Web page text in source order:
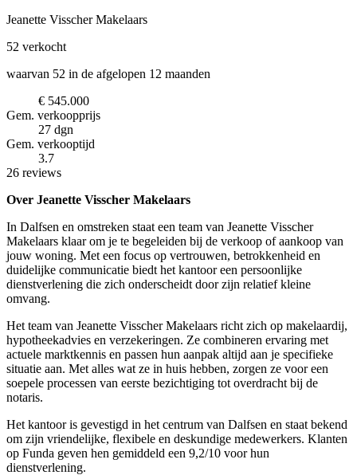
Jeanette Visscher Makelaars
52 verkocht
waarvan 52 in de afgelopen 12 maanden
€ 545.000
Gem. verkoopprijs
27 dgn
Gem. verkooptijd
3.7
26 reviews
Over Jeanette Visscher Makelaars
In Dalfsen en omstreken staat een team van Jeanette Visscher
Makelaars klaar om je te begeleiden bij de verkoop of aankoop van
jouw woning. Met een focus op vertrouwen, betrokkenheid en
duidelijke communicatie biedt het kantoor een persoonlijke
dienstverlening die zich onderscheidt door zijn relatief kleine
omvang.
Het team van Jeanette Visscher Makelaars richt zich op makelaardij,
hypotheekadvies en verzekeringen. Ze combineren ervaring met
actuele marktkennis en passen hun aanpak altijd aan je specifieke
situatie aan. Met alles wat ze in huis hebben, zorgen ze voor een
soepele processen van eerste bezichtiging tot overdracht bij de
notaris.
Het kantoor is gevestigd in het centrum van Dalfsen en staat bekend
om zijn vriendelijke, flexibele en deskundige medewerkers. Klanten
op Funda geven hen gemiddeld een 9,2/10 voor hun
dienstverlening.